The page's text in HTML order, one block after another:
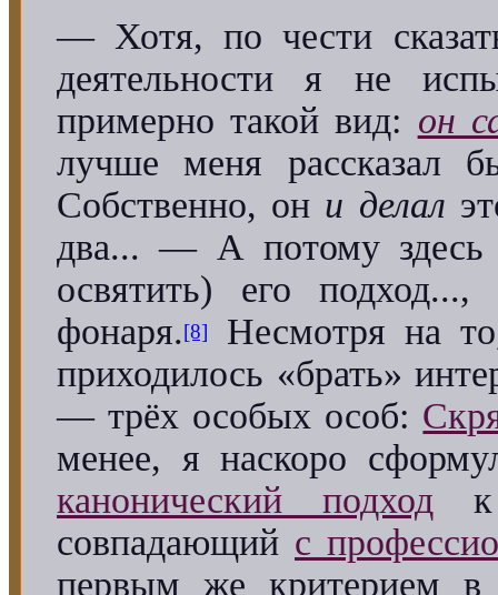
— Хотя, по чести
деятельности я не
примерно такой вид: он
лучше меня рассказал
Собственно, он и делал
два... — А потому здесь
освятить) его
фонаря.[8]
Несмотря на
приходилось «брать»
— трёх особых особ:
менее, я наскоро
канонический подход к
совпадающий с
первым же критерием в